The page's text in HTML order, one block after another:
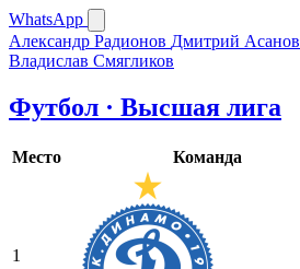
WhatsApp
Александр Радионов Дмитрий Асанов
Владислав Смягликов
Футбол · Высшая лига
Место Команда
1